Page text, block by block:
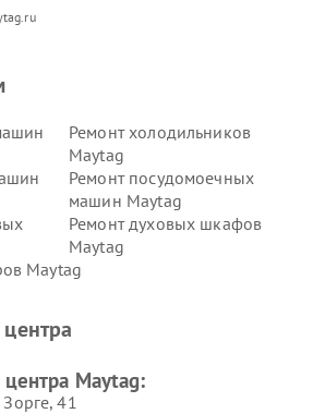
Ремонт холодильников
Maytag
Ремонт посудомоечных
машин Maytag
Ремонт духовых шкафов
Maytag
Maytag
Maytag:
Зорге, 41